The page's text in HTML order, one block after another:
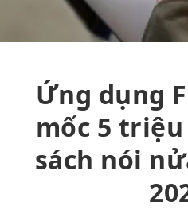
Ứng dụng
mốc 5
sách nói